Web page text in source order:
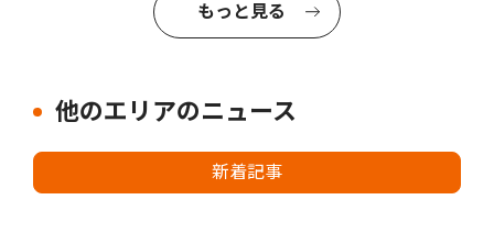
もっと見る
他のエリアのニュース
新着記事